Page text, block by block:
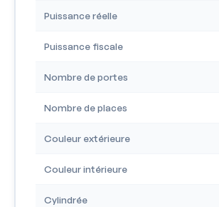
Puissance réelle
Puissance fiscale
Nombre de portes
Nombre de places
Couleur extérieure
Couleur intérieure
Cylindrée